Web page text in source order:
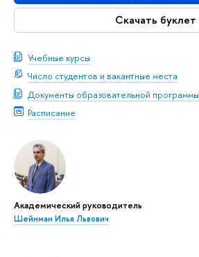
Скачать буклет
Учебные курсы
Число студентов и вакантные места
Документы образовательной программы
Расписание
Академический руководитель
Шейнман Илья Львович